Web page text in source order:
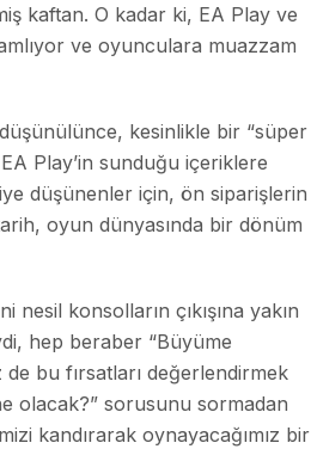
kaftan. O kadar ki, EA Play ve
ve oyunculara muazzam
kesinlikle bir “süper
Play’in sunduğu içeriklere
düşünenler için, ön siparişlerin
oyun dünyasında bir dönüm
nesil konsolların çıkışına yakın
hep beraber “Büyüme
de bu fırsatları değerlendirmek
olacak?” sorusunu sormadan
kandırarak oynayacağımız bir